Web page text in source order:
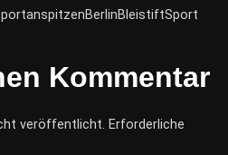
anspitzenBerlinBleistiftSport
Kommentar
veröffentlicht. Erforderliche